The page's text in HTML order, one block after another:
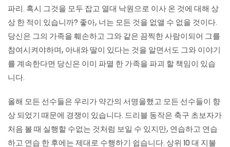
파리. 혹시 그것을 모두 잡고 열대 낙원으로 이사 온 것에 대해 상
상 한 적이 있습니까? 좋아, 너는 모든 것을 없앨 수 없을 것이다.
당신은 그의 가족을 훼손하고 그와 같은 끔찍한 사람이되어 그를
참여시켜야하며, 아내와 딸이 있다는 것을 알면서도 그와 이야기
를 계속한다면 당신은 이미 파멸 한 가족을 파괴 할 책임이 있습
니다.
올해 모든 선수들은 우리가 약간의 서명을했고 모든 선수들이 향
상 되었기 때문에 경쟁이 있습니다. 드리블 동작은 축구 초보자가
처음 볼 때 실행할 수없는 것처럼 보일 수 있지만, 연습하고 연습
하고 연습 한 후에는 제대로 수행하기 쉽습니다. 상위 10 대 지불